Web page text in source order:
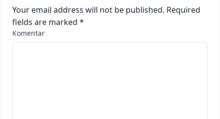
Your email address will not be published. Required
fields are marked *
Komentar